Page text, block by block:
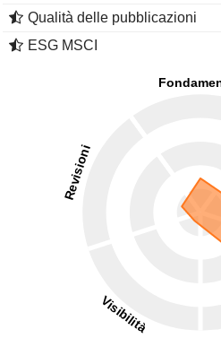
Qualità delle pubblicazioni
ESG MSCI